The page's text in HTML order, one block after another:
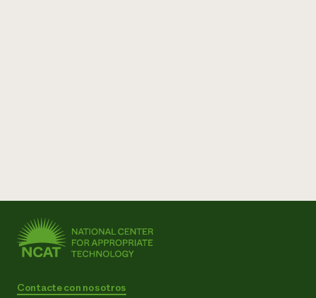
Contacte con nosotros